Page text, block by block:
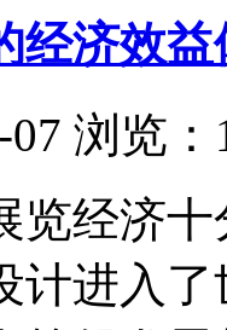
经济效
07 浏览：
览经济
计进入